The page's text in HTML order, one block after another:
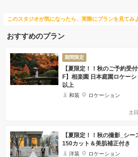
このスタジオが気になったら、実際にプランを見てみ
おすすめのプラン
期間限定
【夏限定！！秋のご予約受
F】相楽園 日本庭園ロケー
以上
和装 ロケーション
土
【夏限定！！秋の撮影_シ
150カット＆美肌補正付き
洋装 ロケーション